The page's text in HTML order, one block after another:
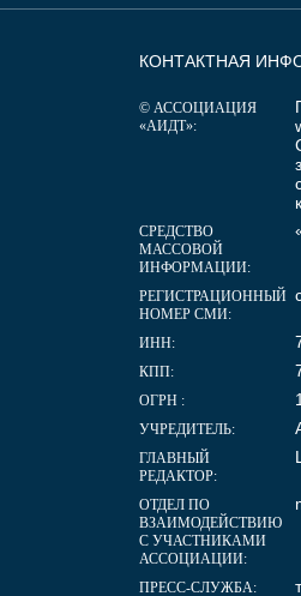
КОНТАКТНАЯ
© АССОЦИАЦИЯ
«АИДТ»:
СРЕДСТВО
МАССОВОЙ
ИНФОРМАЦИИ:
РЕГИСТРАЦИОННЫЙ
НОМЕР СМИ:
ИНН:
КПП:
ОГРН :
УЧРЕДИТЕЛЬ:
ГЛАВНЫЙ
РЕДАКТОР:
ОТДЕЛ ПО
ВЗАИМОДЕЙСТВИЮ
С УЧАСТНИКАМИ
АССОЦИАЦИИ:
ПРЕСС-СЛУЖБА: